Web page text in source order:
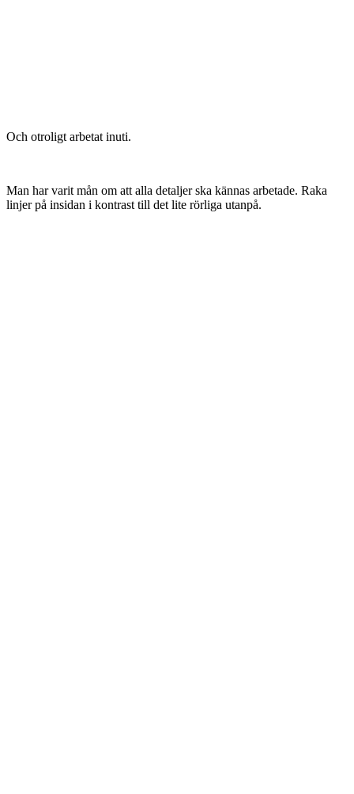
Och otroligt arbetat inuti.
Man har varit mån om att alla detaljer ska kännas arbetade. Raka
linjer på insidan i kontrast till det lite rörliga utanpå.